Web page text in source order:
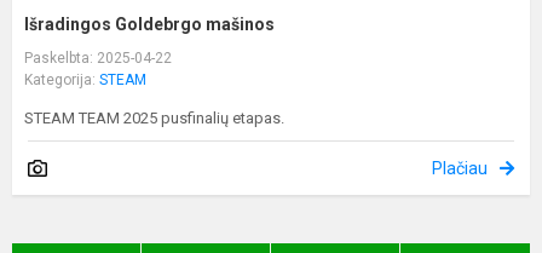
Išradingos Goldebrgo mašinos
Paskelbta: 2025-04-22
Kategorija: STEAM
STEAM TEAM 2025 pusfinalių etapas.
Plačiau